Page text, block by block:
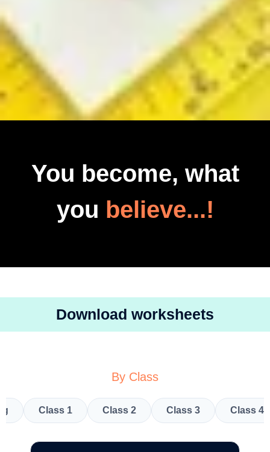
You become, what
you believe...!
Download worksheets
By Class
Class 1 Class 2 Class 3 Class 4